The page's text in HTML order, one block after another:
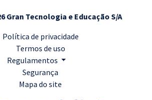
Gran Tecnologia e Educação S/A
Política de privacidade
Termos de uso
Regulamentos
Segurança
Mapa do site